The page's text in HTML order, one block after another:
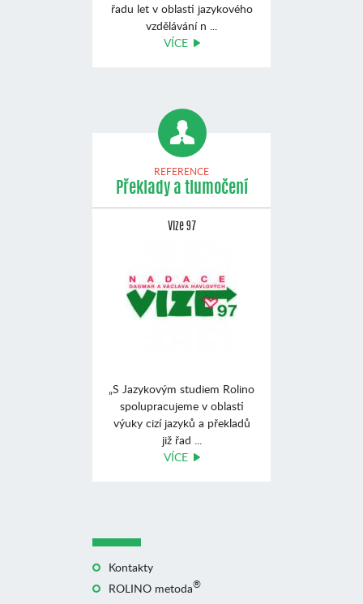
řadu let v oblasti jazykového
vzdělávání n ...
VÍCE
REFERENCE
Překlady a tlumočení
Vize 97
„S Jazykovým studiem Rolino
spolupracujeme v oblasti
výuky cizí jazyků a překladů
již řad ...
VÍCE
Kontakty
ROLINO metoda®